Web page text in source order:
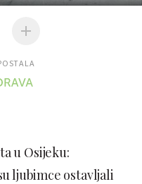
u Osijeku:
ljubimce ostavljali